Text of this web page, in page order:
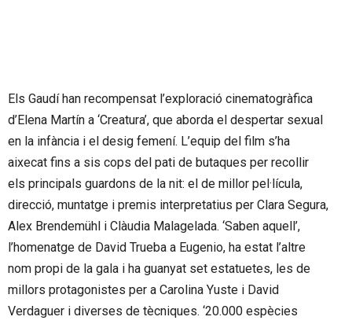
Els Gaudí han recompensat l’exploració cinematogràfica
d’Elena Martín a ‘Creatura’, que aborda el despertar sexual
en la infància i el desig femení. L’equip del film s’ha
aixecat fins a sis cops del pati de butaques per recollir
els principals guardons de la nit: el de millor pel·lícula,
direcció, muntatge i premis interpretatius per Clara Segura,
Alex Brendemühl i Clàudia Malagelada. ‘Saben aquell’,
l’homenatge de David Trueba a Eugenio, ha estat l’altre
nom propi de la gala i ha guanyat set estatuetes, les de
millors protagonistes per a Carolina Yuste i David
Verdaguer i diverses de tècniques. ‘20.000 espècies